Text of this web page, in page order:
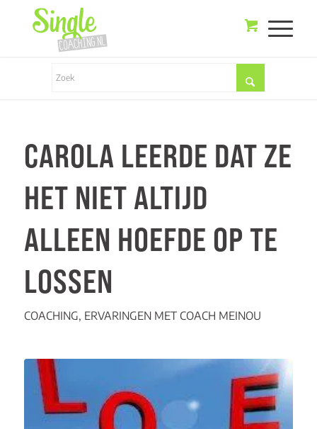
CAROLA LEERDE DAT ZE
HET NIET ALTIJD
ALLEEN HOEFDE OP TE
LOSSEN
COACHING, ERVARINGEN MET COACH MEINOU